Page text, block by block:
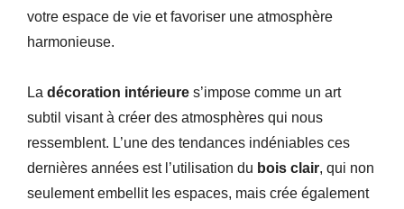
votre espace de vie et favoriser une atmosphère
harmonieuse.
La décoration intérieure s’impose comme un art
subtil visant à créer des atmosphères qui nous
ressemblent. L’une des tendances indéniables ces
dernières années est l’utilisation du bois clair, qui non
seulement embellit les espaces, mais crée également